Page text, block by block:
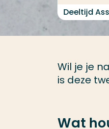
Deeltijd
Wil je je
is deze
Wat